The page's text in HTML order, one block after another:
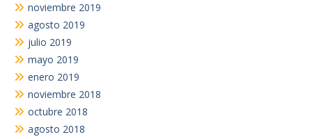
noviembre 2019
agosto 2019
julio 2019
mayo 2019
enero 2019
noviembre 2018
octubre 2018
agosto 2018